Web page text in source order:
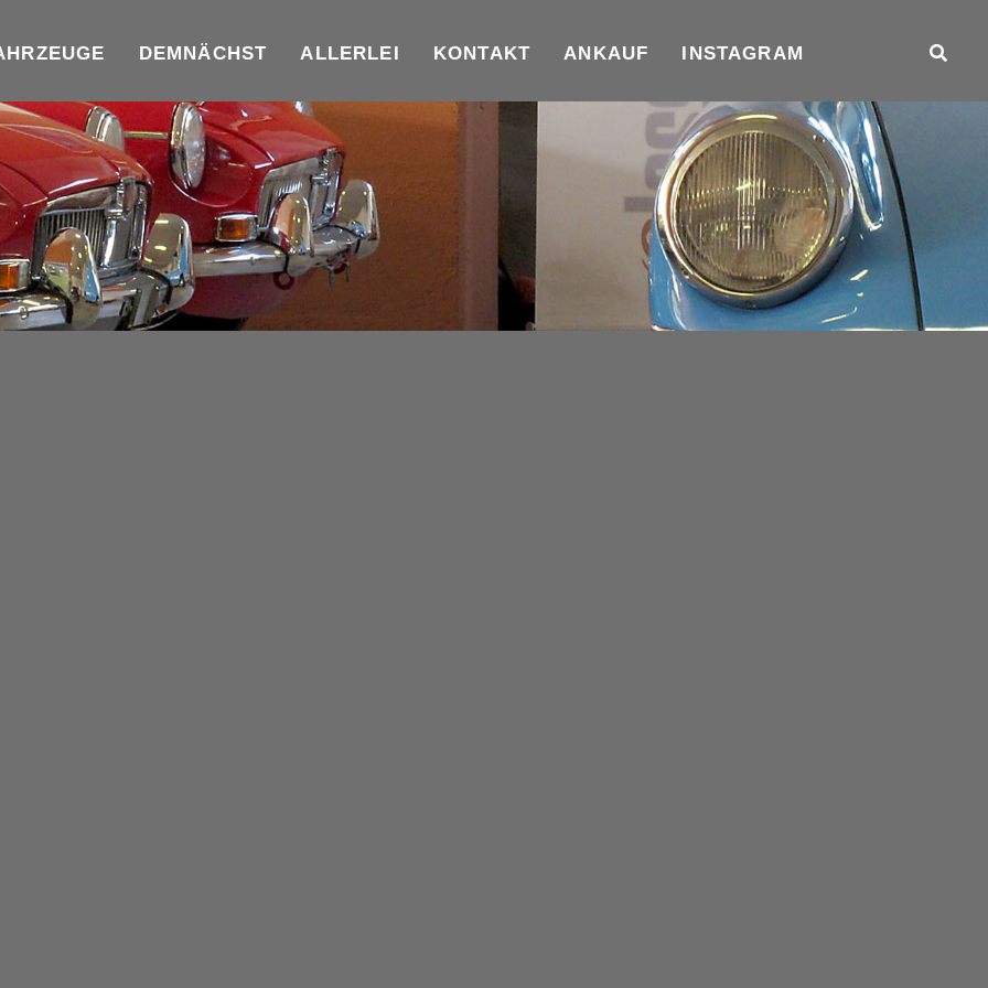
DEMNÄCHST ALLERLEI KONTAKT ANKAUF INSTAGRAM